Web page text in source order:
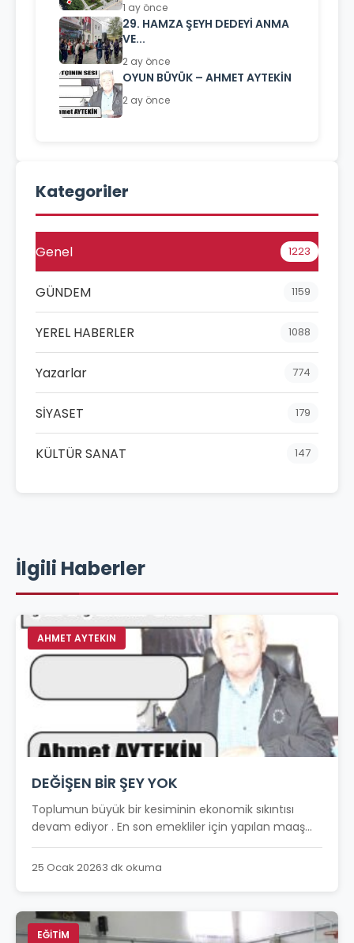
1 ay önce
29. HAMZA ŞEYH DEDEYİ ANMA
VE...
2 ay önce
OYUN BÜYÜK – AHMET AYTEKİN
2 ay önce
Kategoriler
Genel 1223
GÜNDEM 1159
YEREL HABERLER 1088
Yazarlar 774
SİYASET 179
KÜLTÜR SANAT 147
İlgili Haberler
AHMET AYTEKIN
DEĞİŞEN BİR ŞEY YOK
Toplumun büyük bir kesiminin ekonomik sıkıntısı
devam ediyor . En son emekliler için yapılan maaş...
25 Ocak 20263 dk okuma
EĞİTİM